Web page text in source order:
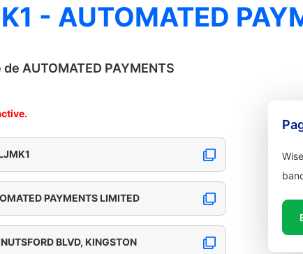
- AUTOMATED
AUTOMATED PAYMENTS
PAYMENTS LIMITED
BLVD, KINGSTON